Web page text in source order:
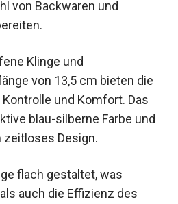
von Backwaren und
Klinge und
von 13,5 cm bieten die
und Komfort. Das
blau-silberne Farbe und
Design.
flach gestaltet, was
auch die Effizienz des